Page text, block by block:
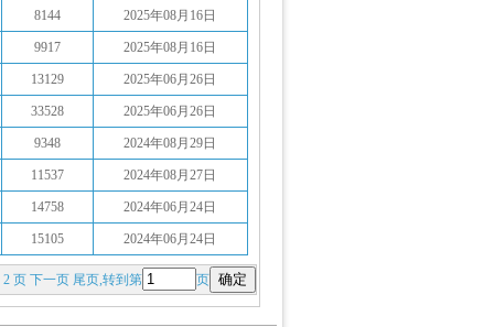
8144 2025年08月16日
9917 2025年08月16日
13129 2025年06月26日
33528 2025年06月26日
9348 2024年08月29日
11537 2024年08月27日
14758 2024年06月24日
15105 2024年06月24日
2 页下一页 尾页,转到第 页